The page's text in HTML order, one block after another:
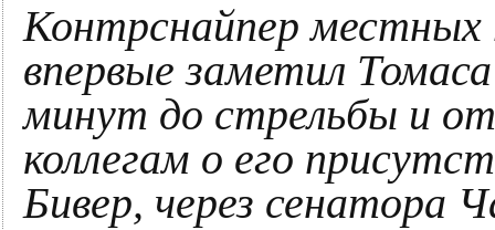
Контрснайпер местных
впервые заметил
минут до стрельбы и
коллегам о его
Бивер, через сенатора